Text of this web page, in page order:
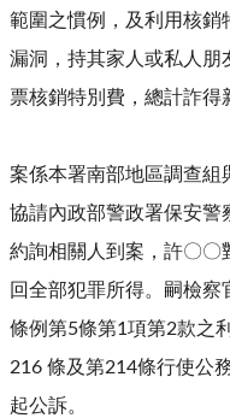
範圍之慣例，及利用核銷
漏洞，持其家人或私人朋
票核銷特別費，總計詐得
案係本署南部地區調查組
協請內政部警政署保安警
約詢相關人到案，許〇〇
回全部犯罪所得。嗣檢
條例第5條第1項第2款之
216 條及第214條行使公
起公訴。